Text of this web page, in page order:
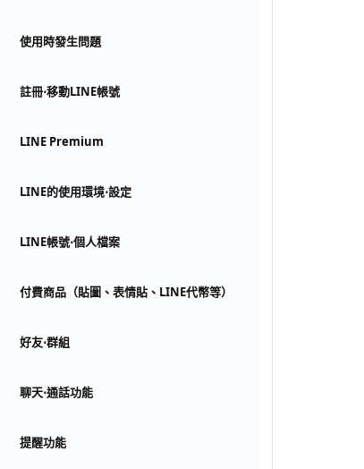
使用時發生問題
註冊⋅移動LINE帳號
LINE Premium
LINE的使用環境⋅設定
LINE帳號⋅個人檔案
付費商品（貼圖、表情貼、LINE代幣等）
好友⋅群組
聊天⋅通話功能
提醒功能